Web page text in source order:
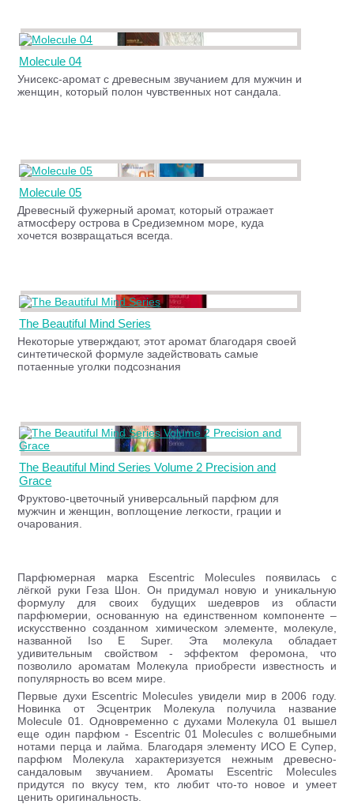
Molecule 04
Унисекс-аромат с древесным звучанием для мужчин и
женщин, который полон чувственных нот сандала.
Molecule 05
Древесный фужерный аромат, который отражает
атмосферу острова в Средиземном море, куда
хочется возвращаться всегда.
The Beautiful Mind Series
Некоторые утверждают, этот аромат благодаря своей
синтетической формуле задействовать самые
потаенные уголки подсознания
The Beautiful Mind Series Volume 2 Precision and
Grace
Фруктово-цветочный универсальный парфюм для
мужчин и женщин, воплощение легкости, грации и
очарования.
Парфюмерная марка Escentric Molecules появилась с
лёгкой руки Геза Шон. Он придумал новую и уникальную
формулу для своих будущих шедевров из области
парфюмерии, основанную на единственном компоненте –
искусственно созданном химическом элементе, молекуле,
названной Iso E Super. Эта молекула обладает
удивительным свойством - эффектом феромона, что
позволило ароматам Молекула приобрести известность и
популярность во всем мире.
Первые духи Escentric Molecules увидели мир в 2006 году.
Новинка от Эсцентрик Молекула получила название
Molecule 01. Одновременно с духами Молекула 01 вышел
еще один парфюм - Escentric 01 Molecules с волшебными
нотами перца и лайма. Благодаря элементу ИСО Е Супер,
парфюм Молекула характеризуется нежным древесно-
сандаловым звучанием. Ароматы Escentric Molecules
придутся по вкусу тем, кто любит что-то новое и умеет
ценить оригинальность.